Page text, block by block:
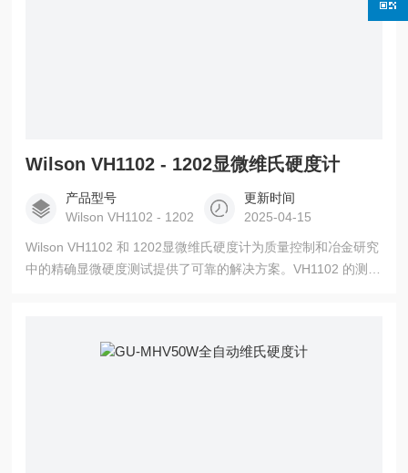
Wilson VH1102 - 1202显微维氏硬度计
产品型号
Wilson VH1102 - 1202
更新时间
2025-04-15
Wilson VH1102 和 1202显微维氏硬度计为质量控制和冶金研究
中的精确显微硬度测试提供了可靠的解决方案。VH1102 的测试